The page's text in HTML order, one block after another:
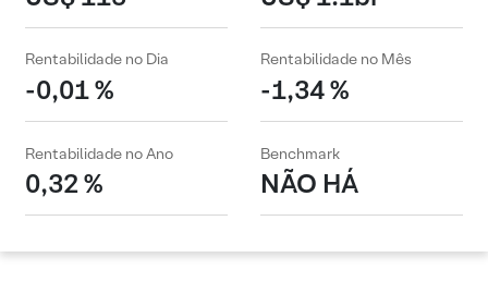
Rentabilidade no Dia
-0,01 %
Rentabilidade no Mês
-1,34 %
Rentabilidade no Ano
0,32 %
Benchmark
NÃO HÁ